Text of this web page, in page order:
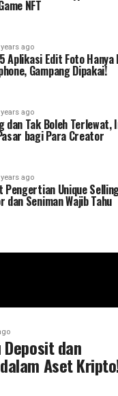
NFT
ago
Aplikasi Edit Foto Hanya
Gampang Dipakai!
ago
dan Tak Boleh Terlewat,
bagi Para Creator
ago
Pengertian Unique
dan Seniman Wajib Tahu
dan
Aset